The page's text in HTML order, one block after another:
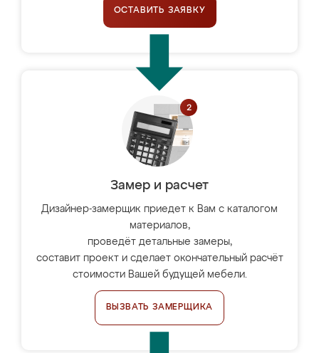
ОСТАВИТЬ ЗАЯВКУ
Замер и расчет
Дизайнер-замерщик приедет к Вам с каталогом
материалов,
проведёт детальные замеры,
составит проект и сделает окончательный расчёт
стоимости Вашей будущей мебели.
ВЫЗВАТЬ ЗАМЕРЩИКА